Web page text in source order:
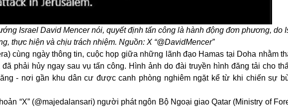
Israel David Mencer nói, quyết định tấn công là hành động đơn phương, do
thực hiện và chịu trách nhiệm. Nguồn: X “@DavidMencer”
cùng ngày thông tin, cuộc họp giữa những lãnh đạo Hamas tại Doha nhằm
phải hủy ngay sau vụ tấn công. Hình ảnh do đài truyền hình đăng tải cho
- nơi gần khu dân cư được canh phòng nghiêm ngặt kể từ khi chiến sự
“X” (@majedalansari) người phát ngôn Bộ Ngoại giao Qatar (Ministry of